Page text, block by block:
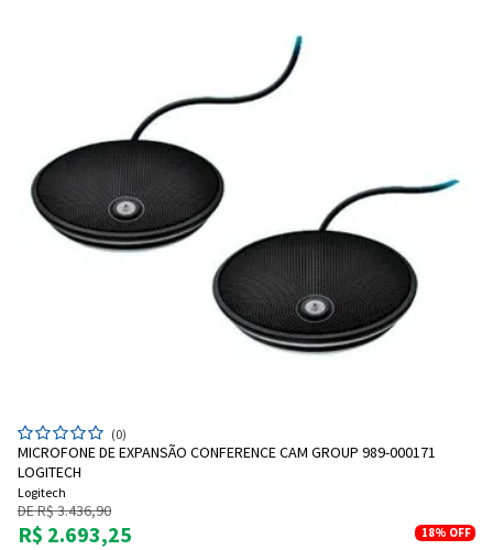
(0)
MICROFONE DE EXPANSÃO CONFERENCE CAM GROUP 989-000171
LOGITECH
Logitech
DE R$ 3.436,90
R$ 2.693,25 18% OFF